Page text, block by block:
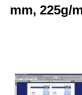
mm, 225g/